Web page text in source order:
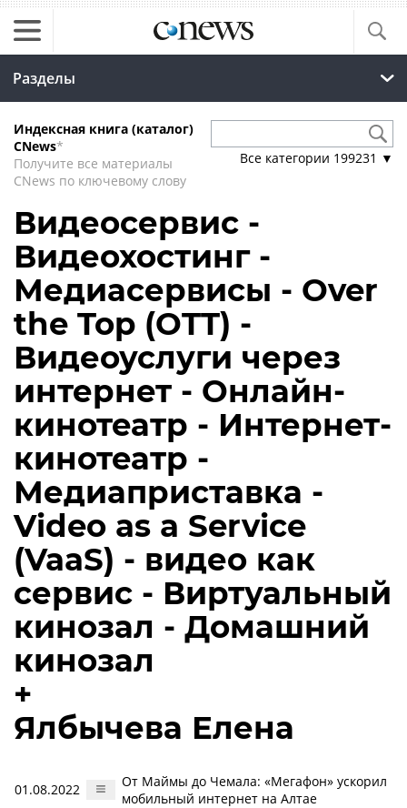
Разделы
Индексная книга (каталог)
CNews*
Получите все материалы
CNews по ключевому слову
Все категории 199231 ▼
Видеосервис -
Видеохостинг -
Медиасервисы - Over
the Top (OTT) -
Видеоуслуги через
интернет - Онлайн-
кинотеатр - Интернет-
кинотеатр -
Медиаприставка -
Video as a Service
(VaaS) - видео как
сервис - Виртуальный
кинозал - Домашний
кинозал
+
Ялбычева Елена
01.08.2022
От Маймы до Чемала: «Мегафон» ускорил
мобильный интернет на Алтае